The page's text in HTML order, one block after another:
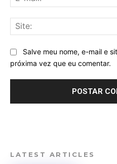
Salve meu nome, e-mail e
próxima vez que eu comentar.
LATEST ARTICLES